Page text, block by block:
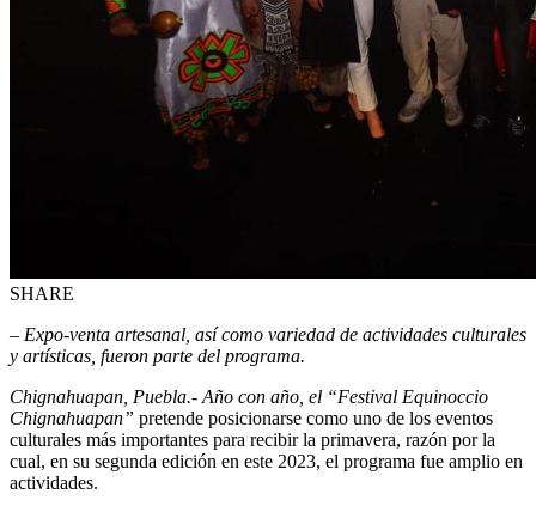
SHARE
– Expo-venta artesanal, así como variedad de actividades culturales
y artísticas, fueron parte del programa.
Chignahuapan, Puebla.- Año con año, el “Festival Equinoccio
Chignahuapan” pretende posicionarse como uno de los eventos
culturales más importantes para recibir la primavera, razón por la
cual, en su segunda edición en este 2023, el programa fue amplio en
actividades.